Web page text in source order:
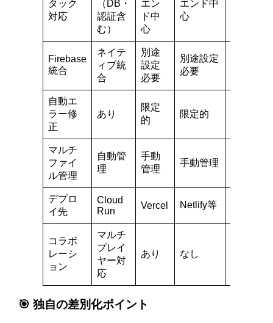
タック
対応
（DB・
認証含
む）
エン
ド中
心
エンド中
心
Firebase
統合
ネイテ
ィブ統
合
別途
設定
必要
別途設定
必要
自動エ
ラー修
正
あり
限定
的
限定的
マルチ
ファイ
ル管理
自動管
理
手動
管理
手動管理
デプロ
イ先
Cloud
Run
Vercel Netlify等
コラボ
レーシ
ョン
マルチ
プレイ
ヤー対
応
あり なし
🎯 独自の差別化ポイント